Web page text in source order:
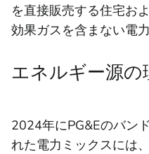
を直接販売する住宅お
効果ガスを含まない電
エネルギー源の
2024年にPG&Eのバン
れた電力ミックスには